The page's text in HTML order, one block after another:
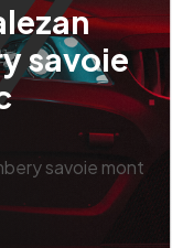
savoie
savoie mont